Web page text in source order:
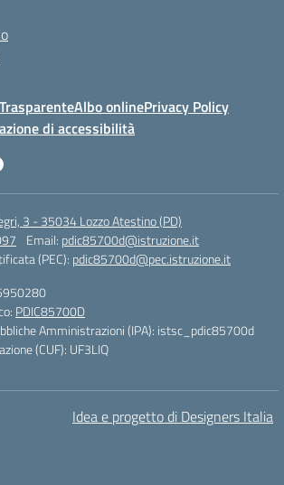
Albo onlinePrivacy Policy
di accessibilità
3 - 35034 Lozzo Atestino (PD)
Email: pdic85700d@istruzione.it
(PEC): pdic85700d@pec.istruzione.it
PDIC85700D
Amministrazioni (IPA): istsc_pdic85700d
(CUF): UF3LIQ
Idea e progetto di Designers Italia